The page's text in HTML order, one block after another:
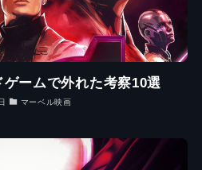
ームで外れた考察10選
マーベル映画